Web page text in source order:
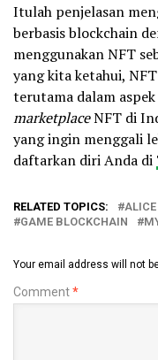
Itulah penjelasan
berbasis blockchain
menggunakan NFT
yang kita ketahui,
terutama dalam
marketplaceNFT di
yang ingin menggali
daftarkan diri Anda di
RELATED TOPICS: ALICE
GAME BLOCKCHAIN
Your email address will not
Comment*